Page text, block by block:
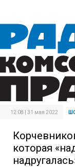
12:08 | 31 мая 2022
которая